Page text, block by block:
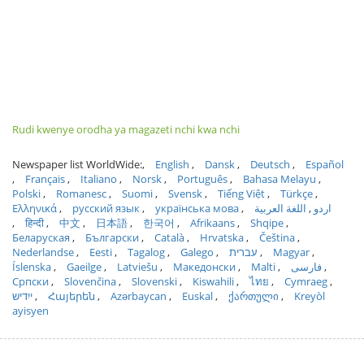
Rudi kwenye orodha ya magazeti nchi kwa nchi
Newspaper list WorldWide: English Dansk Deutsch
Español
Français
Italiano Norsk Português
Bahasa Melayu
Polski
Romanesc Suomi Svensk Tiếng Việt
Türkçe
Ελληνικά
русский язык українська мова اردو
اللغة العربية
हिन्दी
中文 日本語 한국어 Afrikaans
Shqipe
Беларуская
Български Català Hrvatska
Čeština
Nederlandse
Eesti Tagalog Galego עברית
Magyar
Íslenska
Gaeilge Latviešu Македонски Malti
فارسی
Српски
Slovenčina Slovenski Kiswahili ไทย
Cymraeg
ייִדיש
Հայերեն Azərbaycan Euskal ქართული
Kreyòl
ayisyen